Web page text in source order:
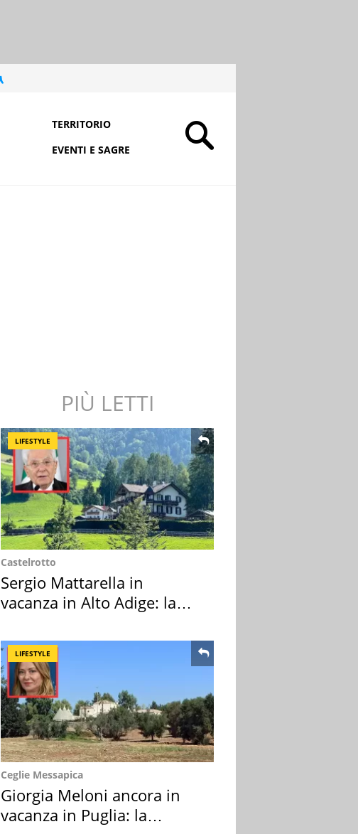
TERRITORIO
EVENTI E SAGRE
PIÙ LETTI
LIFESTYLE
Castelrotto
Sergio Mattarella in
vacanza in Alto Adige: la
LIFESTYLE
Ceglie Messapica
Giorgia Meloni ancora in
vacanza in Puglia: la